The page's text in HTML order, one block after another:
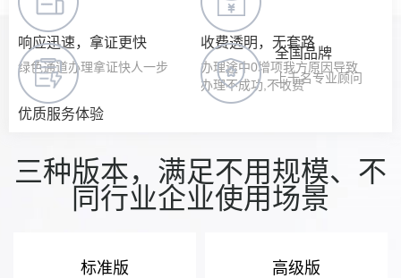
响应迅速，拿证更快
绿色通道办理拿证快人一步
收费透明，无套路
办理途中0增项我方原因导致
办理不成功,不收费
优质服务体验
10万+企业客户共同选择
全国品牌
上千名专业顾问
三种版本，满足不用规模、不
同行业企业使用场景
标准版 高级版